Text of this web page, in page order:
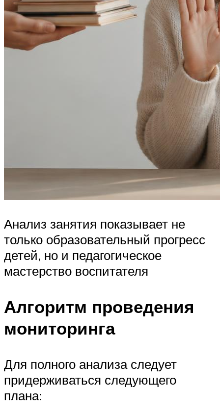
Анализ занятия показывает не
только образовательный прогресс
детей, но и педагогическое
мастерство воспитателя
Алгоритм проведения
мониторинга
Для полного анализа следует
придерживаться следующего
плана: